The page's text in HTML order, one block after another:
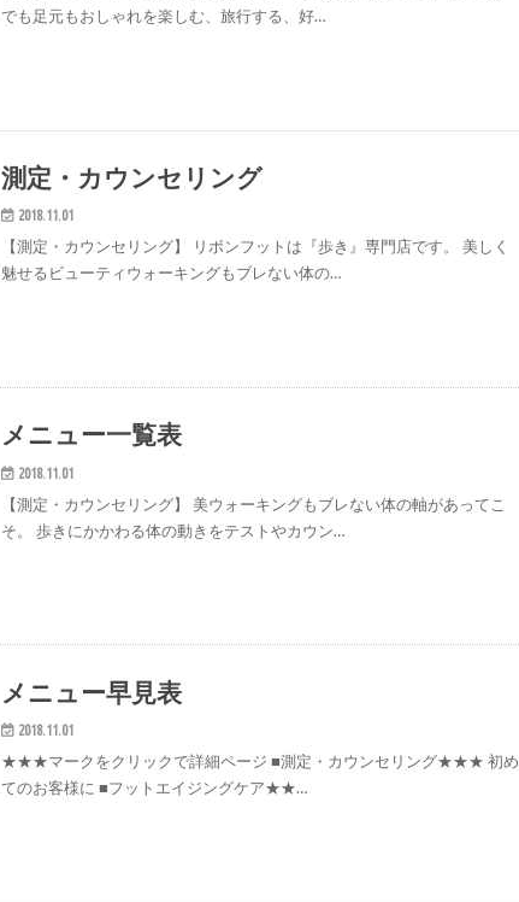
でも足元もおしゃれを楽しむ、旅行する、好…
測定・カウンセリング
2018.11.01
【測定・カウンセリング】 リボンフットは『歩き』専門店です。 美しく
魅せるビューティウォーキングもブレない体の…
メニュー一覧表
2018.11.01
【測定・カウンセリング】 美ウォーキングもブレない体の軸があってこ
そ。 歩きにかかわる体の動きをテストやカウン…
メニュー早見表
2018.11.01
★★★マークをクリックで詳細ページ ■測定・カウンセリング★★★ 初め
てのお客様に ■フットエイジングケア★★…